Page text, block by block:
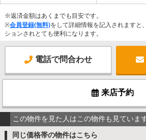
※返済金額はあくまでも目安です。
※会員登録(無料)をして詳細情報を記入されますと
ションされとても便利になります。
電話で問合わせ
来店予約
この物件を見た人はこの物件も見ていま
同じ価格帯の物件はこちら